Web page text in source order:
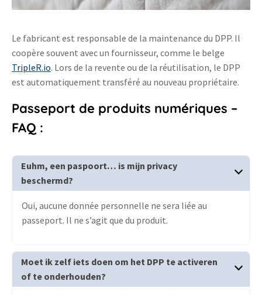
Le fabricant est responsable de la maintenance du DPP. Il
coopère souvent avec un fournisseur, comme le belge
TripleR.io. Lors de la revente ou de la réutilisation, le DPP
est automatiquement transféré au nouveau propriétaire.
Passeport de produits numériques –
FAQ :
Euhm, een paspoort… is mijn privacy
beschermd?
Oui, aucune donnée personnelle ne sera liée au
passeport. Il ne s’agit que du produit.
Moet ik zelf iets doen om het DPP te activeren
of te onderhouden?